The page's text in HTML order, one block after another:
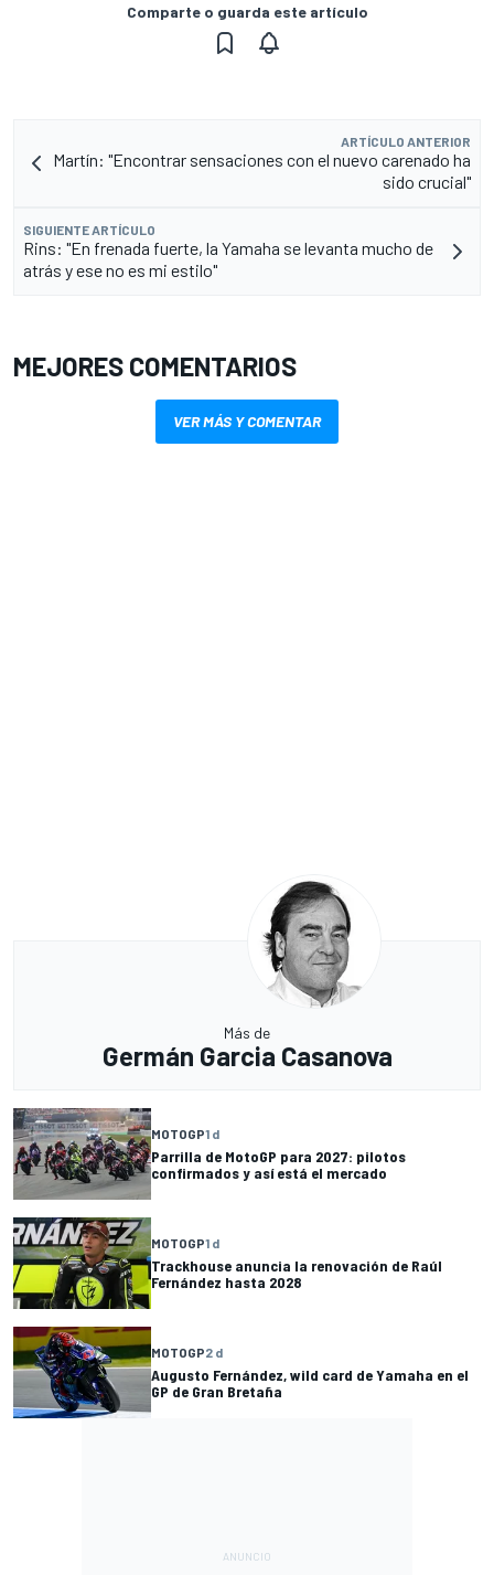
Comparte o guarda este artículo
ARTÍCULO ANTERIOR
Martín: "Encontrar sensaciones con el nuevo carenado ha
sido crucial"
SIGUIENTE ARTÍCULO
Rins: "En frenada fuerte, la Yamaha se levanta mucho de
atrás y ese no es mi estilo"
MEJORES COMENTARIOS
VER MÁS Y COMENTAR
Más de
Germán Garcia Casanova
MOTOGP1 d
Parrilla de MotoGP para 2027: pilotos
confirmados y así está el mercado
MOTOGP1 d
Trackhouse anuncia la renovación de Raúl
Fernández hasta 2028
MOTOGP2 d
Augusto Fernández, wild card de Yamaha en el
GP de Gran Bretaña